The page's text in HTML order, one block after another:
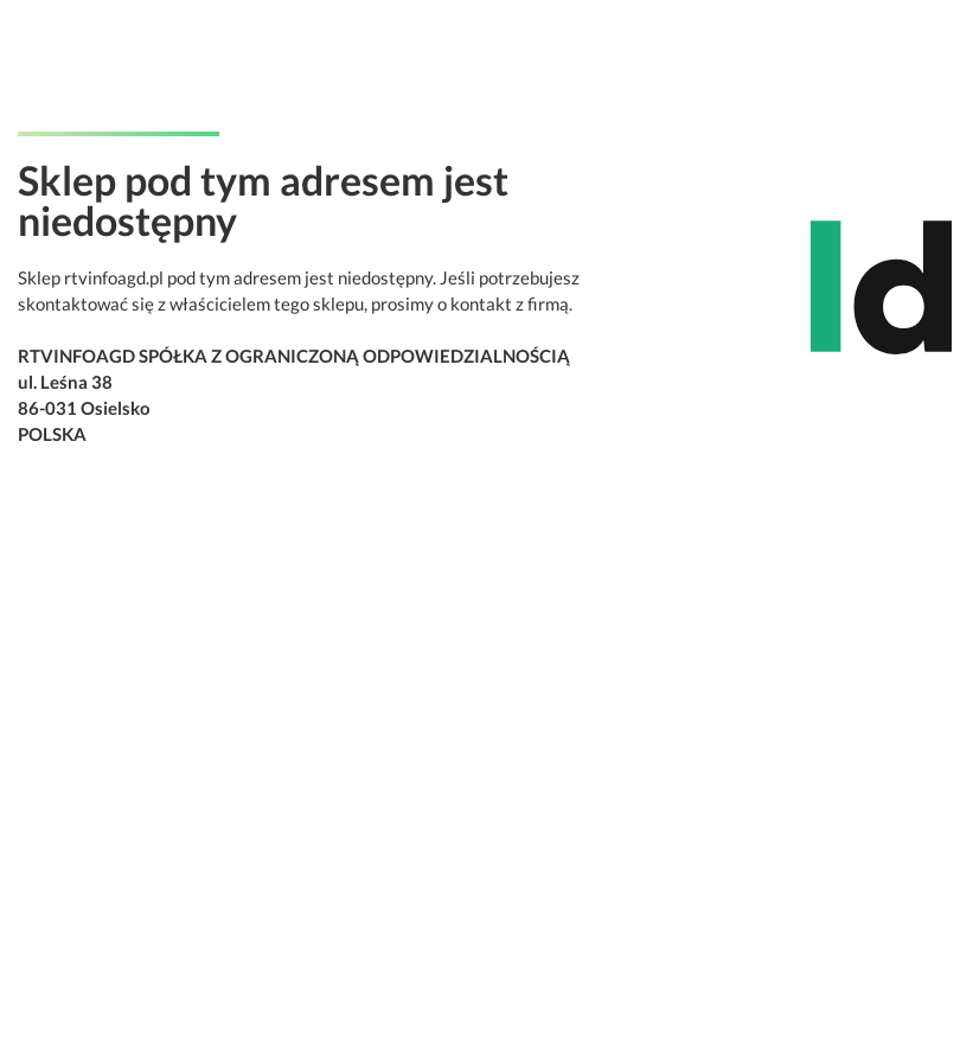
Sklep pod tym adresem jest
niedostępny
Sklep rtvinfoagd.pl pod tym adresem jest niedostępny. Jeśli potrzebujesz
skontaktować się z właścicielem tego sklepu, prosimy o kontakt z firmą.
RTVINFOAGD SPÓŁKA Z OGRANICZONĄ ODPOWIEDZIALNOŚCIĄ
ul. Leśna 38
86-031 Osielsko
POLSKA